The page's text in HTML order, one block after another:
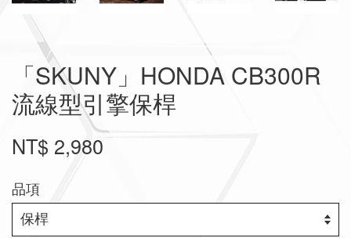
「SKUNY」HONDA CB300R
流線型引擎保桿
NT$ 2,980
品項